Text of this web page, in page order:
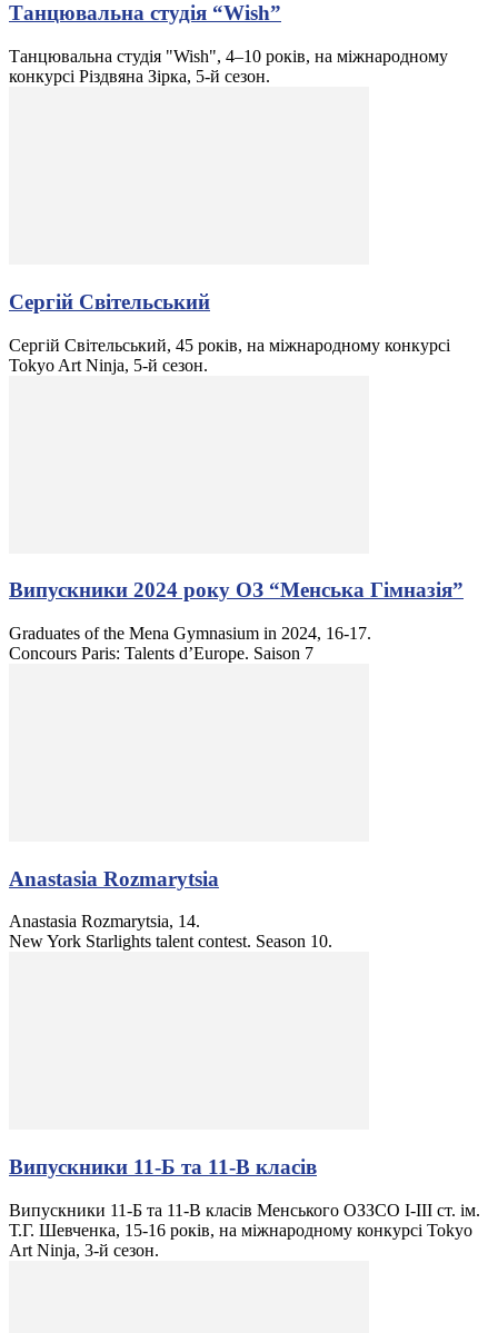
Танцювальна студія “Wish”
Танцювальна студія "Wish", 4–10 років, на міжнародному
конкурсі Різдвяна Зірка, 5-й сезон.
Сергій Світельський
Сергій Світельський, 45 років, на міжнародному конкурсі
Tokyo Art Ninja, 5-й сезон.
Випускники 2024 року ОЗ “Менська Гімназія”
Graduates of the Mena Gymnasium in 2024, 16-17.
Concours Paris: Talents d’Europe. Saison 7
Anastasia Rozmarytsia
Anastasia Rozmarytsia, 14.
New York Starlights talent contest. Season 10.
Випускники 11-Б та 11-В класів
Випускники 11-Б та 11-В класів Менського ОЗЗСО I-III ст. ім.
Т.Г. Шевченка, 15-16 років, на міжнародному конкурсі Tokyo
Art Ninja, 3-й сезон.